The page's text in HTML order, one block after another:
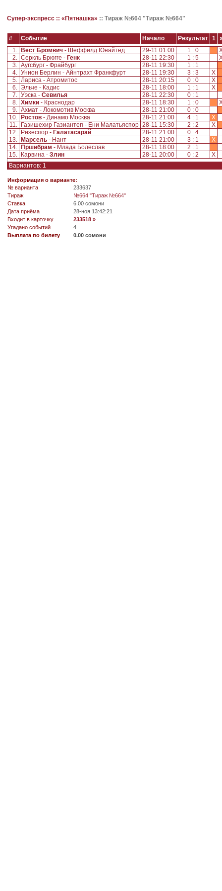
Супер-экспресс :: «Пятнашка» :: Тираж №664 "Тираж №664"
# Событие Начало Результат 1
1.
Вест Бромвич - Шеффилд Юнайтед 29-11 01:00 1 : 0
2. Серкль Брюгге - Генк 28-11 22:30 1 : 5
3. Аугсбург - Фрайбург 28-11 19:30
1 : 1
4. Унион Берлин - Айнтрахт Франкфурт 28-11 19:30 3 : 3
X
5. Лариса - Атромитос 28-11 20:15 0 : 0
X
6. Эльче - Кадис 28-11 18:00 1 : 1
X
7. Уэска - Севилья 28-11 22:30
0 : 1
8. Химки - Краснодар 28-11 18:30 1 : 0
9. Ахмат - Локомотив Москва 28-11 21:00
0 : 0
10.
Ростов - Динамо Москва 28-11 21:00 4 : 1
X
11.
Газишехир Газиантеп - Ени Малатьяспор 28-11 15:30 2 : 2
X
12.
Ризеспор - Галатасарай 28-11 21:00
0 : 4
13.
Марсель - Нант 28-11 21:00 3 : 1
X
14.
Пршибрам - Млада Болеслав 28-11 18:00
2 : 1
15.
Карвина - Злин 28-11 20:00 0 : 2
X
Вариантов: 1
Информация о варианте:
№ варианта
233637
Tираж
№664 "Тираж №664"
Ставка
6.00 сомони
Дата приёма
28-ноя 13:42:21
Входит в карточку
233518 »
Угадано событий
4
Выплата по билету
0.00 сомони